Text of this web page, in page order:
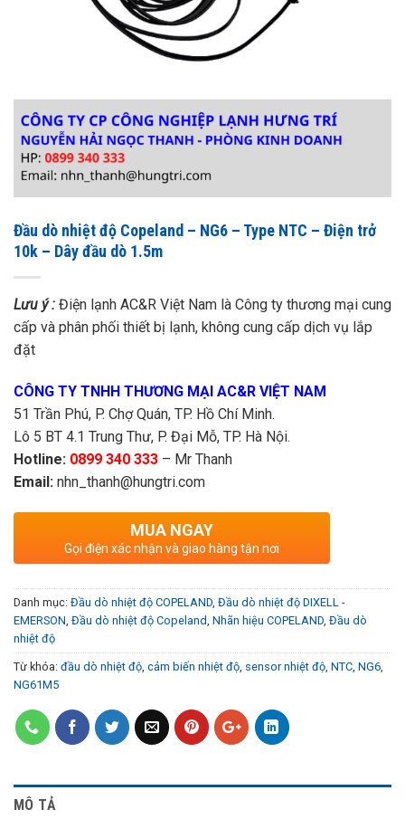
Đầu dò nhiệt độ Copeland – NG6 – Type NTC – Điện trở
10k – Dây đầu dò 1.5m
Lưu ý : Điện lạnh AC&R Việt Nam là Công ty thương mại cung
cấp và phân phối thiết bị lạnh, không cung cấp dịch vụ lắp
đặt
CÔNG TY TNHH THƯƠNG MẠI AC&R VIỆT NAM
51 Trần Phú, P. Chợ Quán, TP. Hồ Chí Minh.
Lô 5 BT 4.1 Trung Thư, P. Đại Mỗ, TP. Hà Nội.
Hotline: 0899 340 333 – Mr Thanh
Email: nhn_thanh@hungtri.com
MUA NGAY
Gọi điện xác nhận và giao hàng tận nơi
Danh mục: Đầu dò nhiệt độ COPELAND Đầu dò nhiệt độ DIXELL -
EMERSON Đầu dò nhiệt độ Copeland Nhãn hiệu COPELAND Đầu dò
nhiệt độ
Từ khóa: đầu dò nhiệt độ cảm biến nhiệt độ sensor nhiệt độ NTC NG6
NG61M5
MÔ TẢ